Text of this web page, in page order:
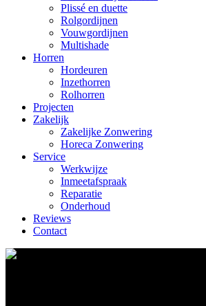
Plissé en duette
Rolgordijnen
Vouwgordijnen
Multishade
Horren
Hordeuren
Inzethorren
Rolhorren
Projecten
Zakelijk
Zakelijke Zonwering
Horeca Zonwering
Service
Werkwijze
Inmeetafspraak
Reparatie
Onderhoud
Reviews
Contact